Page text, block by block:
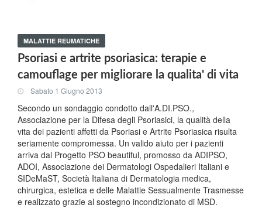
MALATTIE REUMATICHE
Psoriasi e artrite psoriasica: terapie e
camouflage per migliorare la qualita' di vita
Sabato 1 Giugno 2013
Secondo un sondaggio condotto dall'A.DI.PSO.,
Associazione per la Difesa degli Psoriasici, la qualità della
vita dei pazienti affetti da Psoriasi e Artrite Psoriasica risulta
seriamente compromessa. Un valido aiuto per i pazienti
arriva dal Progetto PSO beautiful, promosso da ADIPSO,
ADOI, Associazione dei Dermatologi Ospedalieri Italiani e
SIDeMaST, Società Italiana di Dermatologia medica,
chirurgica, estetica e delle Malattie Sessualmente Trasmesse
e realizzato grazie al sostegno incondizionato di MSD.